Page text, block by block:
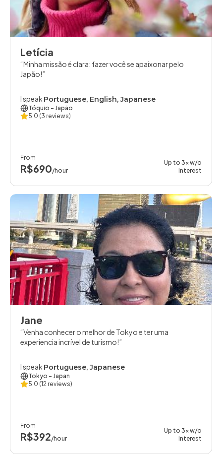
Letícia
Minha missão é clara: fazer você se apaixonar pelo
Japão!
I speak Portuguese, English, Japanese
Tóquio - Japão
5.0 (3 reviews)
From
R$690/hour
Up to 3x w/o
interest
Jane
Venha conhecer o melhor de Tokyo e ter uma
experiencia incrível de turismo!
I speak Portuguese, Japanese
Tokyo - Japan
5.0 (12 reviews)
From
R$392/hour
Up to 3x w/o
interest